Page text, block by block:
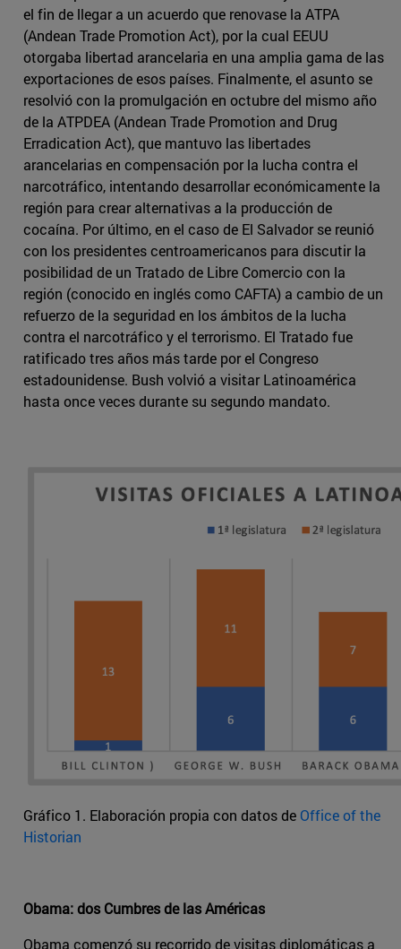
el fin de llegar a un acuerdo que renovase la ATPA
(Andean Trade Promotion Act), por la cual EEUU
otorgaba libertad arancelaria en una amplia gama de las
exportaciones de esos países. Finalmente, el asunto se
resolvió con la promulgación en octubre del mismo año
de la ATPDEA (Andean Trade Promotion and Drug
Erradication Act), que mantuvo las libertades
arancelarias en compensación por la lucha contra el
narcotráfico, intentando desarrollar económicamente la
región para crear alternativas a la producción de
cocaína. Por último, en el caso de El Salvador se reunió
con los presidentes centroamericanos para discutir la
posibilidad de un Tratado de Libre Comercio con la
región (conocido en inglés como CAFTA) a cambio de un
refuerzo de la seguridad en los ámbitos de la lucha
contra el narcotráfico y el terrorismo. El Tratado fue
ratificado tres años más tarde por el Congreso
estadounidense. Bush volvió a visitar Latinoamérica
hasta once veces durante su segundo mandato.
Gráfico 1. Elaboración propia con datos de Office of the
Historian
Obama: dos Cumbres de las Américas
Obama comenzó su recorrido de visitas diplomáticas a